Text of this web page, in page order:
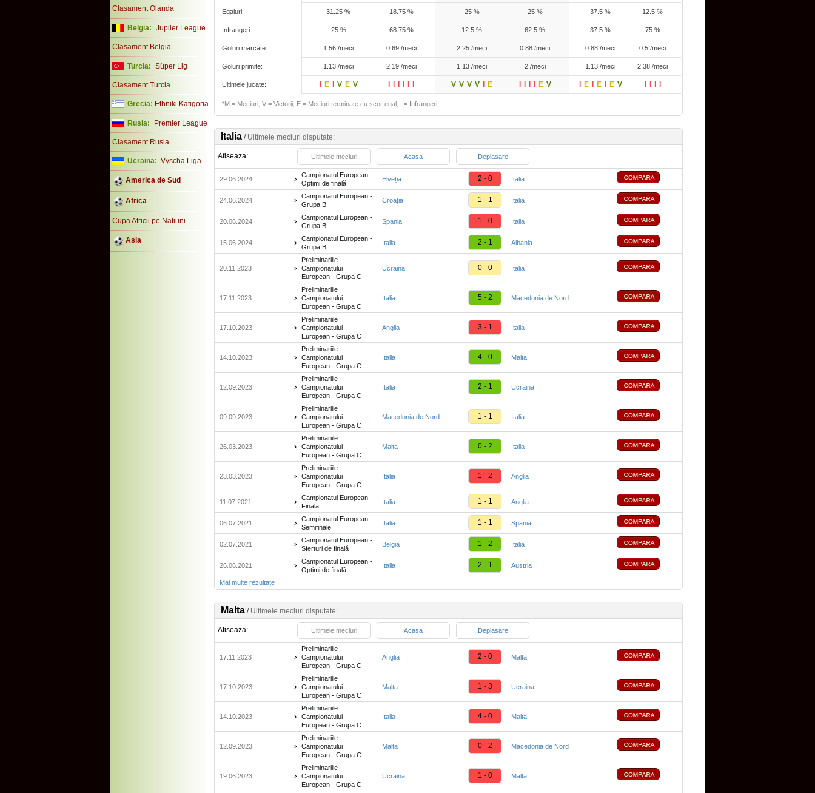
Clasament Olanda
Belgia: Jupiler League
Clasament Belgia
Turcia: Süper Lig
Clasament Turcia
Grecia: Ethniki Katigoria
Rusia: Premier League
Clasament Rusia
Ucraina: Vyscha Liga
America de Sud
Africa
Cupa Africii pe Natiuni
Asia
Egaluri: 31.25 % 18.75 % 25 % 25 % 37.5 % 12.5 %
Infrangeri: 25 % 68.75 % 12.5 % 62.5 % 37.5 % 75 %
Goluri marcate: 1.56 /meci 0.69 /meci 2.25 /meci 0.88 /meci 0.88 /meci 0.5 /meci
Goluri primite: 1.13 /meci 2.19 /meci 1.13 /meci 2 /meci 1.13 /meci 2.38 /meci
Ultimele jucate: E V E V V V V V E E V E E E V
*M = Meciuri; V = Victorii; E = Meciuri terminate cu scor egal; I = Infrangeri;
Italia / Ultimele meciuri disputate:
Afiseaza: Ultimele meciuri Acasa Deplasare
29.06.2024
Campionatul European -
Optimi de finală
Elveția 2 - 0 Italia
24.06.2024
Campionatul European -
Grupa B
Croația 1 - 1 Italia
20.06.2024
Campionatul European -
Grupa B
Spania 1 - 0 Italia
15.06.2024
Campionatul European -
Grupa B
Italia 2 - 1 Albania
20.11.2023
Preliminariile
Campionatului
European - Grupa C
Ucraina 0 - 0 Italia
17.11.2023
Preliminariile
Campionatului
European - Grupa C
Italia 5 - 2 Macedonia de Nord
17.10.2023
Preliminariile
Campionatului
European - Grupa C
Anglia 3 - 1 Italia
14.10.2023
Preliminariile
Campionatului
European - Grupa C
Italia 4 - 0 Malta
12.09.2023
Preliminariile
Campionatului
European - Grupa C
Italia 2 - 1 Ucraina
09.09.2023
Preliminariile
Campionatului
European - Grupa C
Macedonia de Nord 1 - 1 Italia
26.03.2023
Preliminariile
Campionatului
European - Grupa C
Malta 0 - 2 Italia
23.03.2023
Preliminariile
Campionatului
European - Grupa C
Italia 1 - 2 Anglia
11.07.2021
Campionatul European -
Finala
Italia 1 - 1 Anglia
06.07.2021
Campionatul European -
Semifinale
Italia 1 - 1 Spania
02.07.2021
Campionatul European -
Sferturi de finală
Belgia 1 - 2 Italia
26.06.2021
Campionatul European -
Optimi de finală
Italia 2 - 1 Austria
Mai multe rezultate
Malta / Ultimele meciuri disputate:
Afiseaza: Ultimele meciuri Acasa Deplasare
17.11.2023
Preliminariile
Campionatului
European - Grupa C
Anglia 2 - 0 Malta
17.10.2023
Preliminariile
Campionatului
European - Grupa C
Malta 1 - 3 Ucraina
14.10.2023
Preliminariile
Campionatului
European - Grupa C
Italia 4 - 0 Malta
12.09.2023
Preliminariile
Campionatului
European - Grupa C
Malta 0 - 2 Macedonia de Nord
19.06.2023
Preliminariile
Campionatului
European - Grupa C
Ucraina 1 - 0 Malta